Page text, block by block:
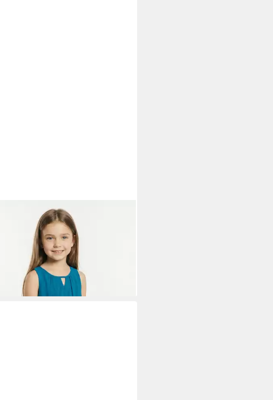
Chiffonkleid für festliche
ärmellos, Regular Fit
UVP34,99 €